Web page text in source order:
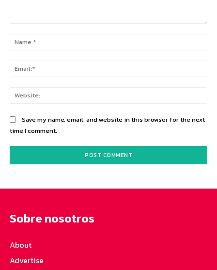
Save my name, email, and website in this browser for the next
time I comment.
Sobre nosotros
About
Advertise